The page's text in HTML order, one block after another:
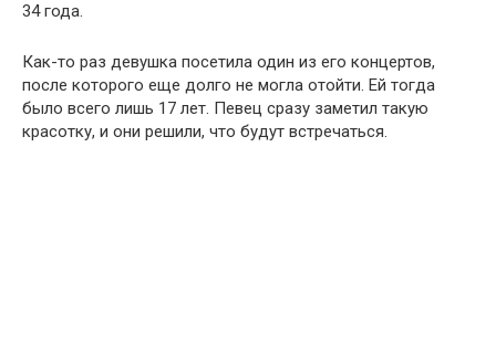
34 года.
Как-то раз девушка посетила один из его концертов,
после которого еще долго не могла отойти. Ей тогда
было всего лишь 17 лет. Певец сразу заметил такую
красотку, и они решили, что будут встречаться.